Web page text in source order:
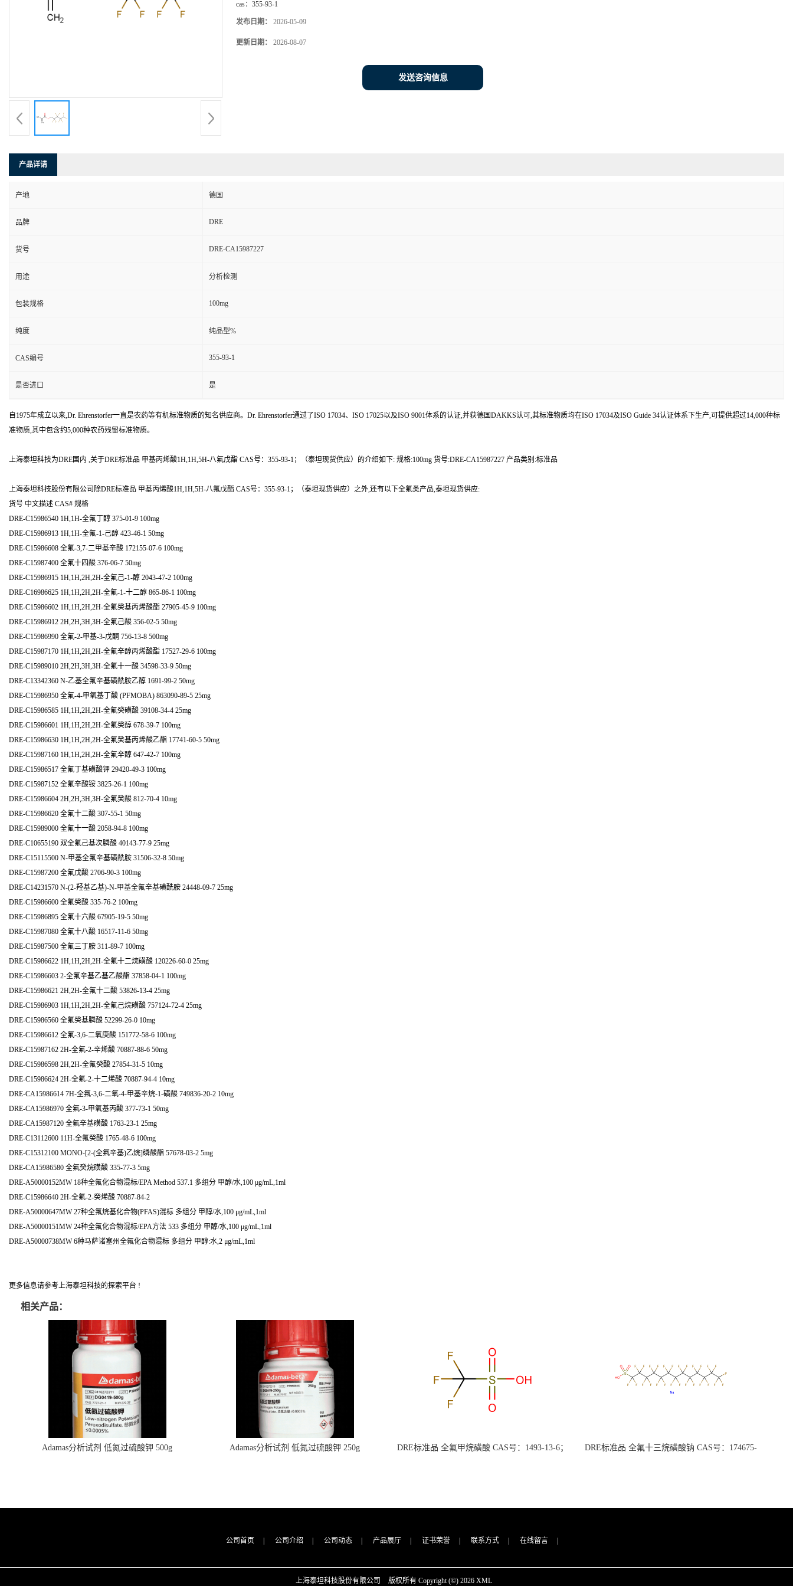
cas： 355-93-1
发布日期： 2026-05-09
更新日期： 2026-08-07
发送咨询信息
产品详请
产地 德国
品牌 DRE
货号 DRE-CA15987227
用途 分析检测
包装规格 100mg
纯度 纯品型%
CAS编号 355-93-1
是否进口 是
自1975年成立以来,Dr. Ehrenstorfer一直是农药等有机标准物质的知名供应商。Dr. Ehrenstorfer通过了ISO 17034、ISO 17025以及ISO 9001体系的认证,并获德国DAKKS认可,其标准物质均在ISO 17034及ISO Guide 34认证体系下生产,可提供超过14,000种标
准物质,其中包含约5,000种农药残留标准物质。
上海泰坦科技为DRE国内 ,关于DRE标准品 甲基丙烯酸1H,1H,5H-八氟戊酯 CAS号：355-93-1；（泰坦现货供应）的介绍如下: 规格:100mg 货号:DRE-CA15987227 产品类别:标准品
上海泰坦科技股份有限公司除DRE标准品 甲基丙烯酸1H,1H,5H-八氟戊酯 CAS号：355-93-1；（泰坦现货供应）之外,还有以下全氟类产品,泰坦现货供应:
货号 中文描述 CAS# 规格
DRE-C15986540 1H,1H-全氟丁醇 375-01-9 100mg
DRE-C15986913 1H,1H-全氟-1-己醇 423-46-1 50mg
DRE-C15986608 全氟-3,7-二甲基辛酸 172155-07-6 100mg
DRE-C15987400 全氟十四酸 376-06-7 50mg
DRE-C15986915 1H,1H,2H,2H-全氟己-1-醇 2043-47-2 100mg
DRE-C16986625 1H,1H,2H,2H-全氟-1-十二醇 865-86-1 100mg
DRE-C15986602 1H,1H,2H,2H-全氟癸基丙烯酸酯 27905-45-9 100mg
DRE-C15986912 2H,2H,3H,3H-全氟己酸 356-02-5 50mg
DRE-C15986990 全氟-2-甲基-3-戊酮 756-13-8 500mg
DRE-C15987170 1H,1H,2H,2H-全氟辛醇丙烯酸酯 17527-29-6 100mg
DRE-C15989010 2H,2H,3H,3H-全氟十一酸 34598-33-9 50mg
DRE-C13342360 N-乙基全氟辛基磺酰胺乙醇 1691-99-2 50mg
DRE-C15986950 全氟-4-甲氧基丁酸 (PFMOBA) 863090-89-5 25mg
DRE-C15986585 1H,1H,2H,2H-全氟癸磺酸 39108-34-4 25mg
DRE-C15986601 1H,1H,2H,2H-全氟癸醇 678-39-7 100mg
DRE-C15986630 1H,1H,2H,2H-全氟癸基丙烯酸乙酯 17741-60-5 50mg
DRE-C15987160 1H,1H,2H,2H-全氟辛醇 647-42-7 100mg
DRE-C15986517 全氟丁基磺酸钾 29420-49-3 100mg
DRE-C15987152 全氟辛酸铵 3825-26-1 100mg
DRE-C15986604 2H,2H,3H,3H-全氟癸酸 812-70-4 10mg
DRE-C15986620 全氟十二酸 307-55-1 50mg
DRE-C15989000 全氟十一酸 2058-94-8 100mg
DRE-C10655190 双全氟己基次膦酸 40143-77-9 25mg
DRE-C15115500 N-甲基全氟辛基磺酰胺 31506-32-8 50mg
DRE-C15987200 全氟戊酸 2706-90-3 100mg
DRE-C14231570 N-(2-羟基乙基)-N-甲基全氟辛基磺酰胺 24448-09-7 25mg
DRE-C15986600 全氟癸酸 335-76-2 100mg
DRE-C15986895 全氟十六酸 67905-19-5 50mg
DRE-C15987080 全氟十八酸 16517-11-6 50mg
DRE-C15987500 全氟三丁胺 311-89-7 100mg
DRE-C15986622 1H,1H,2H,2H-全氟十二烷磺酸 120226-60-0 25mg
DRE-C15986603 2-全氟辛基乙基乙酸酯 37858-04-1 100mg
DRE-C15986621 2H,2H-全氟十二酸 53826-13-4 25mg
DRE-C15986903 1H,1H,2H,2H-全氟己烷磺酸 757124-72-4 25mg
DRE-C15986560 全氟癸基膦酸 52299-26-0 10mg
DRE-C15986612 全氟-3,6-二氧庚酸 151772-58-6 100mg
DRE-C15987162 2H-全氟-2-辛烯酸 70887-88-6 50mg
DRE-C15986598 2H,2H-全氟癸酸 27854-31-5 10mg
DRE-C15986624 2H-全氟-2-十二烯酸 70887-94-4 10mg
DRE-CA15986614 7H-全氟-3,6-二氧-4-甲基辛烷-1-磺酸 749836-20-2 10mg
DRE-CA15986970 全氟-3-甲氧基丙酸 377-73-1 50mg
DRE-CA15987120 全氟辛基磺酸 1763-23-1 25mg
DRE-C13112600 11H-全氟癸酸 1765-48-6 100mg
DRE-C15312100 MONO-[2-(全氟辛基)乙烷]磷酸酯 57678-03-2 5mg
DRE-CA15986580 全氟癸烷磺酸 335-77-3 5mg
DRE-A50000152MW 18种全氟化合物混标/EPA Method 537.1 多组分 甲醇/水,100 μg/mL,1ml
DRE-C15986640 2H-全氟-2-癸烯酸 70887-84-2
DRE-A50000647MW 27种全氟烷基化合物(PFAS)混标 多组分 甲醇/水,100 μg/mL,1ml
DRE-A50000151MW 24种全氟化合物混标/EPA方法 533 多组分 甲醇/水,100 μg/mL,1ml
DRE-A50000738MW 6种马萨诸塞州全氟化合物混标 多组分 甲醇:水,2 μg/mL,1ml
更多信息请参考上海泰坦科技的探索平台 !
相关产品：
Adamas分析试剂 低氮过硫酸钾 500g
Adamas分析试剂 低氮过硫酸钾 250g
DRE标准品 全氟甲烷磺酸 CAS号：1493-13-6；
DRE标准品 全氟十三烷磺酸钠 CAS号：174675-
公司首页 | 公司介绍 | 公司动态 | 产品展厅 | 证书荣誉 | 联系方式 | 在线留言 |
上海泰坦科技股份有限公司 版权所有 Copyright (©) 2026 XML